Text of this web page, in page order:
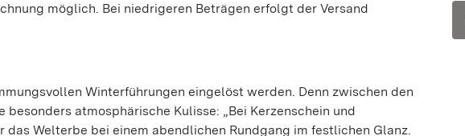
möglich. Bei niedrigeren Beträgen erfolgt der Versand
Winterführungen eingelöst werden. Denn zwischen den
atmosphärische Kulisse: „Bei Kerzenschein und
das Welterbe bei einem abendlichen Rundgang im festlichen Glanz.